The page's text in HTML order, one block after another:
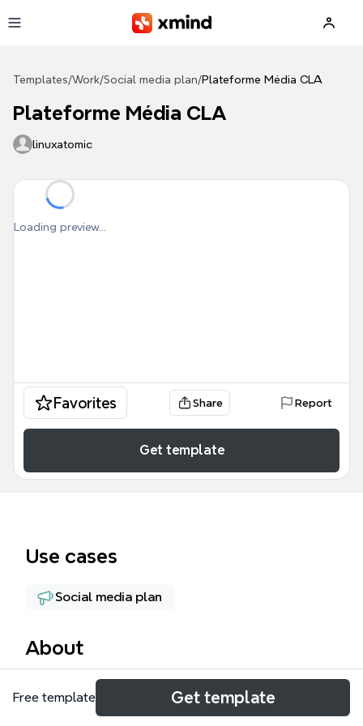
Templates/Work/Social media plan/Plateforme Média CLA
Plateforme Média CLA
linuxatomic
Loading preview...
Favorites Share Report
Get template
Use cases
Social media plan
About
La plateforme média CLA est un système intégré de
curation et de diffusion de contenu, structuré
Free template Get template